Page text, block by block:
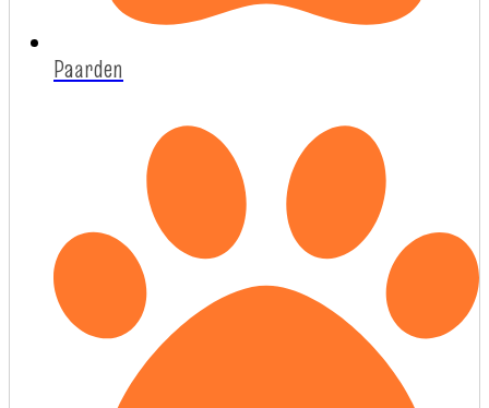
Paarden